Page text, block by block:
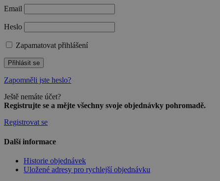
Email
Heslo
Zapamatovat přihlášení
Přihlásit se
Zapomněli jste heslo?
Ještě nemáte účet?
Registrujte se a mějte všechny svoje objednávky pohromadě.
Registrovat se
Další informace
Historie objednávek
Uložené adresy pro rychlejší objednávku